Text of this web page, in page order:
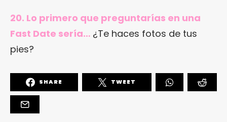
20. Lo primero que preguntarías en una
Fast Date sería… ¿Te haces fotos de tus
pies?
SHARE TWEET